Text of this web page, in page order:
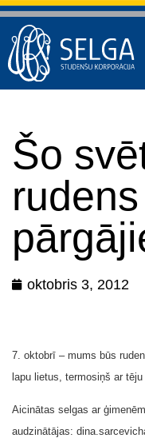
Šo
rudens
oktobris 3, 2012
7. oktobrī – mums būs
lapu lietus, termosiņš ar
Aicinātas selgas ar
audzinātājas: